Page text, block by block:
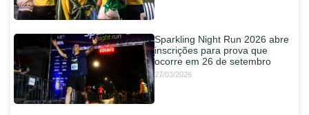
Sparkling Night Run 2026 abre
inscrições para prova que
ocorre em 26 de setembro
27/03/2026